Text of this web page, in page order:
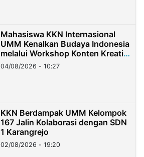
Mahasiswa KKN Internasional
UMM Kenalkan Budaya Indonesia
melalui Workshop Konten Kreatif
di Taiwan
04/08/2026 - 10:27
KKN Berdampak UMM Kelompok
167 Jalin Kolaborasi dengan SDN
1 Karangrejo
02/08/2026 - 19:20